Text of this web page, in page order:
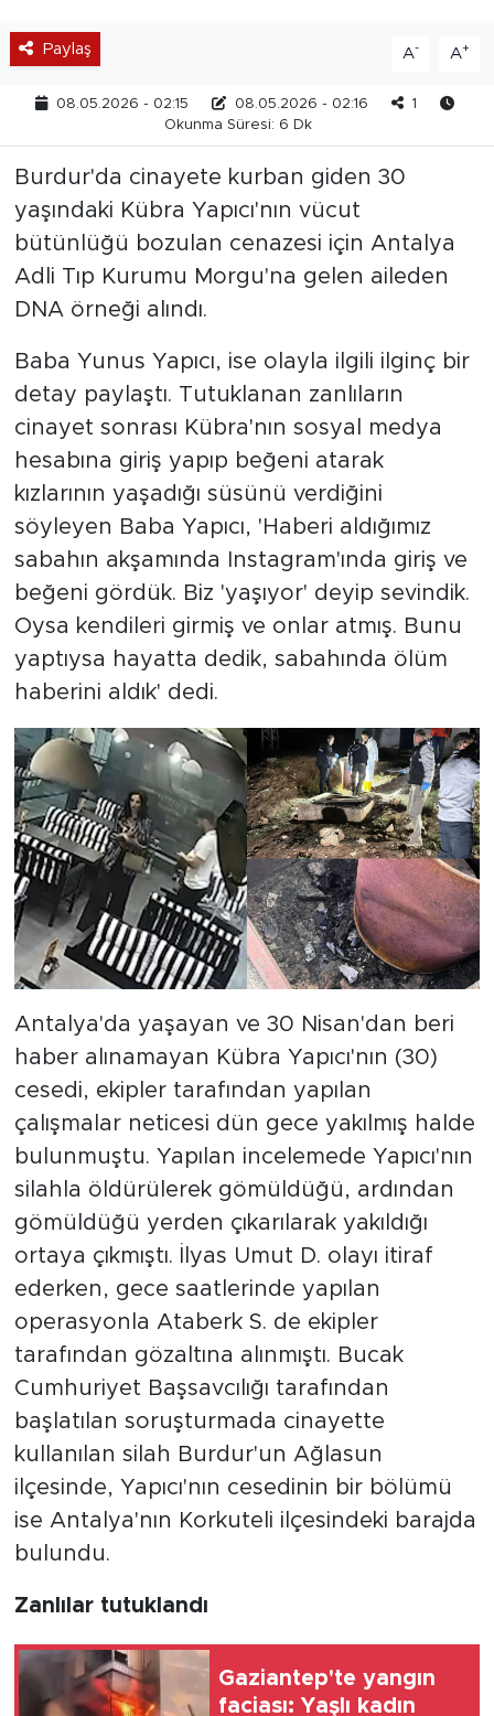
Paylaş A- A+
08.05.2026 - 02:15 08.05.2026 - 02:16
1
Okunma Süresi: 6 Dk
Burdur'da cinayete kurban giden 30
yaşındaki Kübra Yapıcı'nın vücut
bütünlüğü bozulan cenazesi için Antalya
Adli Tıp Kurumu Morgu'na gelen aileden
DNA örneği alındı.
Baba Yunus Yapıcı, ise olayla ilgili ilginç bir
detay paylaştı. Tutuklanan zanlıların
cinayet sonrası Kübra'nın sosyal medya
hesabına giriş yapıp beğeni atarak
kızlarının yaşadığı süsünü verdiğini
söyleyen Baba Yapıcı, 'Haberi aldığımız
sabahın akşamında Instagram'ında giriş ve
beğeni gördük. Biz 'yaşıyor' deyip sevindik.
Oysa kendileri girmiş ve onlar atmış. Bunu
yaptıysa hayatta dedik, sabahında ölüm
haberini aldık' dedi.
Antalya'da yaşayan ve 30 Nisan'dan beri
haber alınamayan Kübra Yapıcı'nın (30)
cesedi, ekipler tarafından yapılan
çalışmalar neticesi dün gece yakılmış halde
bulunmuştu. Yapılan incelemede Yapıcı'nın
silahla öldürülerek gömüldüğü, ardından
gömüldüğü yerden çıkarılarak yakıldığı
ortaya çıkmıştı. İlyas Umut D. olayı itiraf
ederken, gece saatlerinde yapılan
operasyonla Ataberk S. de ekipler
tarafından gözaltına alınmıştı. Bucak
Cumhuriyet Başsavcılığı tarafından
başlatılan soruşturmada cinayette
kullanılan silah Burdur'un Ağlasun
ilçesinde, Yapıcı'nın cesedinin bir bölümü
ise Antalya'nın Korkuteli ilçesindeki barajda
bulundu.
Zanlılar tutuklandı
Gaziantep'te yangın
faciası: Yaşlı kadın